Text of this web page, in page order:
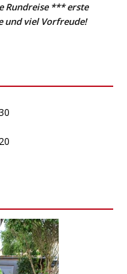
Rundreise *** erste
und viel Vorfreude!